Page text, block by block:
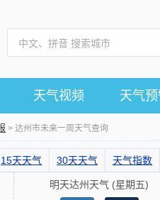
天气视频 天气
> 达州市未来一周天气查询
15天天气 30天天气 天气指数
明天达州天气 (星期五)